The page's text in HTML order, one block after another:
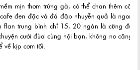
mịn thơm trứng gà, có thể chan thêm cốt
đen đặc và đá đập nhuyễn quả là ngon
flan trung bình chỉ 15, 20 ngàn là cũng đủ
cười đùa cùng hội bạn, không no căng
kịp cơm tối.